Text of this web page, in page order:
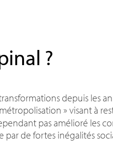
?
depuis les
métropolisation » visant à
pas amélioré les
par de fortes inégalités